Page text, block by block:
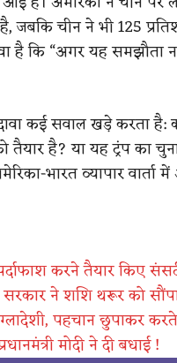
जबकि चीन ने भी 125
है कि “अगर यह समझौता
कई सवाल खड़े करता है:
है? या यह ट्रंप का
भारत व्यापार वार्ता
करने तैयार किए
ने शशि थरूर को
पहचान छुपाकर
मोदी ने दी बधाई !